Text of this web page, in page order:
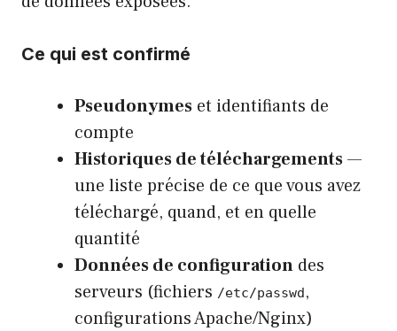
Ce qui est confirmé
Pseudonymes et identifiants de
compte
Historiques de téléchargements—
une liste précise de ce que vous avez
téléchargé, quand, et en quelle
quantité
Données de configuration des
serveurs (fichiers /etc/passwd,
configurations Apache/Nginx)